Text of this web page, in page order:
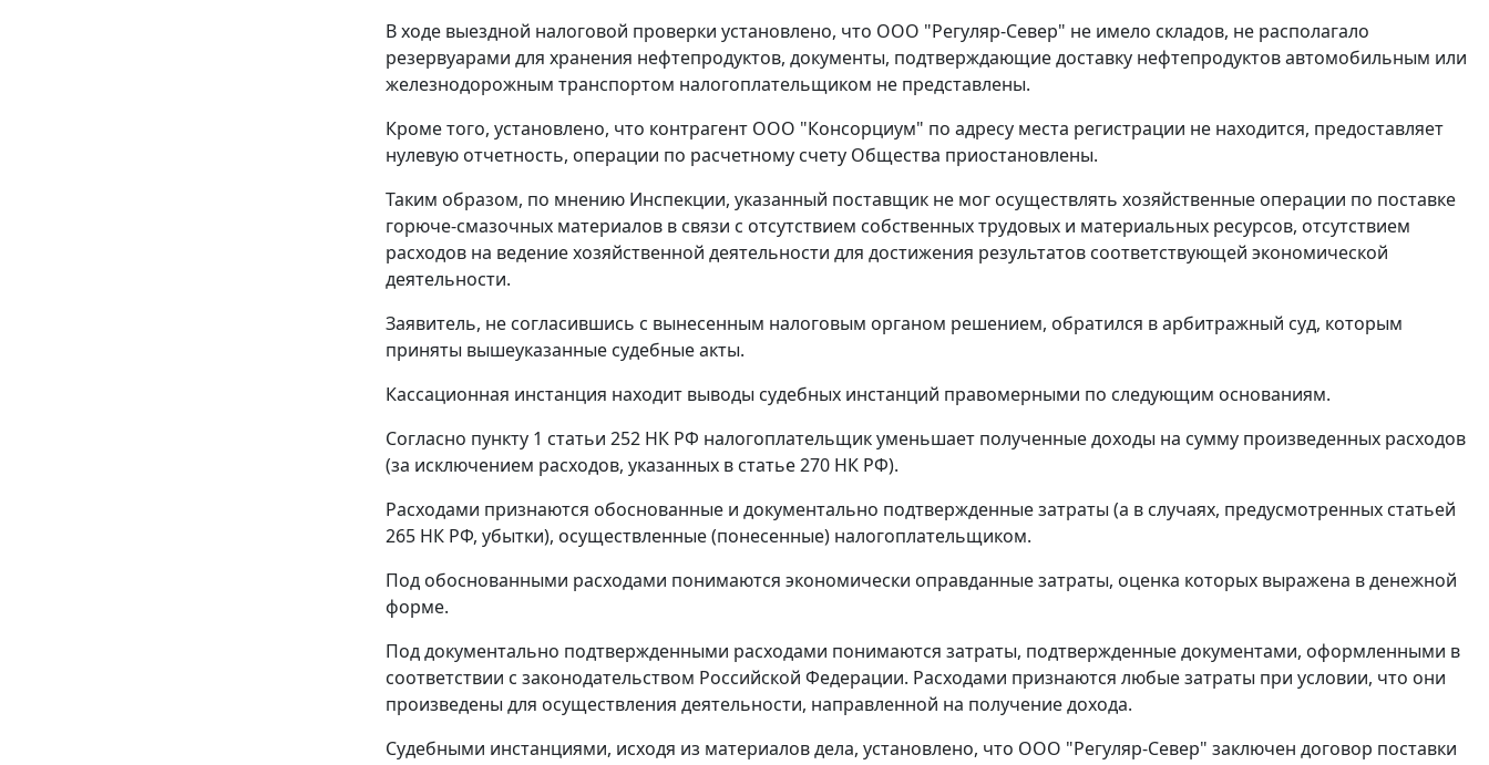
В ходе выездной налоговой проверки установлено, что ООО "Регуляр-Север" не имело складов, не располагало
резервуарами для хранения нефтепродуктов, документы, подтверждающие доставку нефтепродуктов автомобильным или
железнодорожным транспортом налогоплательщиком не представлены.
Кроме того, установлено, что контрагент ООО "Консорциум" по адресу места регистрации не находится, предоставляет
нулевую отчетность, операции по расчетному счету Общества приостановлены.
Таким образом, по мнению Инспекции, указанный поставщик не мог осуществлять хозяйственные операции по поставке
горюче-смазочных материалов в связи с отсутствием собственных трудовых и материальных ресурсов, отсутствием
расходов на ведение хозяйственной деятельности для достижения результатов соответствующей экономической
деятельности.
Заявитель, не согласившись с вынесенным налоговым органом решением, обратился в арбитражный суд, которым
приняты вышеуказанные судебные акты.
Кассационная инстанция находит выводы судебных инстанций правомерными по следующим основаниям.
Согласно пункту 1 статьи 252 НК РФ налогоплательщик уменьшает полученные доходы на сумму произведенных расходов
(за исключением расходов, указанных в статье 270 НК РФ).
Расходами признаются обоснованные и документально подтвержденные затраты (а в случаях, предусмотренных статьей
265 НК РФ, убытки), осуществленные (понесенные) налогоплательщиком.
Под обоснованными расходами понимаются экономически оправданные затраты, оценка которых выражена в денежной
форме.
Под документально подтвержденными расходами понимаются затраты, подтвержденные документами, оформленными в
соответствии с законодательством Российской Федерации. Расходами признаются любые затраты при условии, что они
произведены для осуществления деятельности, направленной на получение дохода.
Судебными инстанциями, исходя из материалов дела, установлено, что ООО "Регуляр-Север" заключен договор поставки